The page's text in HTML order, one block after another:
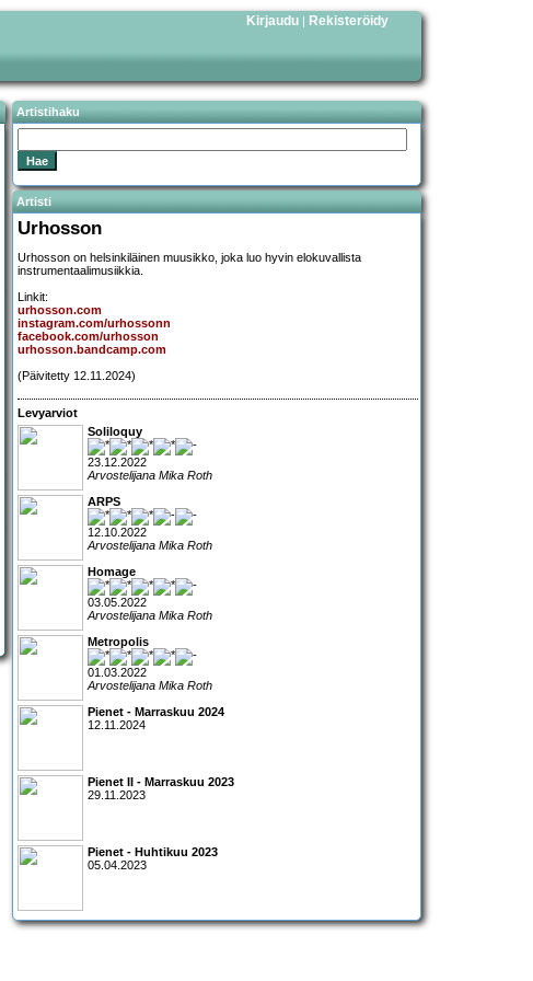
Kirjaudu | Rekisteröidy
Artistihaku
Artisti
Urhosson
Urhosson on helsinkiläinen muusikko, joka luo hyvin elokuvallista
instrumentaalimusiikkia.
Linkit:
urhosson.com
instagram.com/urhossonn
facebook.com/urhosson
urhosson.bandcamp.com
(Päivitetty 12.11.2024)
Levyarviot
Soliloquy
23.12.2022
Arvostelijana Mika Roth
ARPS
12.10.2022
Arvostelijana Mika Roth
Homage
03.05.2022
Arvostelijana Mika Roth
Metropolis
01.03.2022
Arvostelijana Mika Roth
Pienet - Marraskuu 2024
12.11.2024
Pienet II - Marraskuu 2023
29.11.2023
Pienet - Huhtikuu 2023
05.04.2023